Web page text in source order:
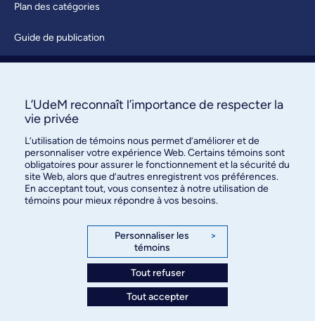
Plan des catégories
Guide de publication
À propos / Nous joindre
des relations publiques
3744, rue Jean-Brillant, bureau 490
Montréal (Québec) H3T 1P1
L’UdeM reconnaît l’importance de respecter la
vie privée
L’utilisation de témoins nous permet d’améliorer et de
personnaliser votre expérience Web. Certains témoins sont
obligatoires pour assurer le fonctionnement et la sécurité du
site Web, alors que d’autres enregistrent vos préférences.
En acceptant tout, vous consentez à notre utilisation de
témoins pour mieux répondre à vos besoins.
Personnaliser les
témoins
>
Tout refuser
Tout accepter